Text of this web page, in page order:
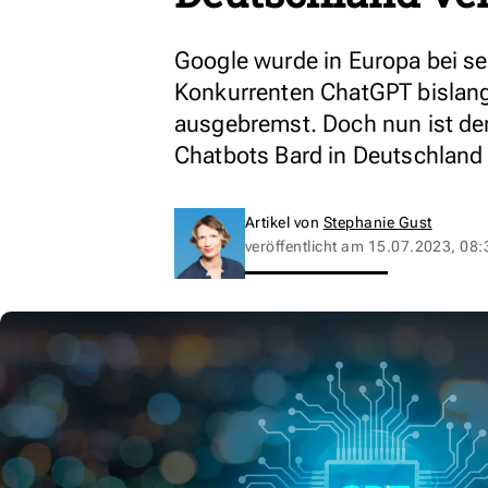
Google wurde in Europa bei
Konkurrenten ChatGPT
ausgebremst. Doch nun ist
Chatbots Bard in
Artikel von Stephanie Gust
veröffentlicht am 15.07.2023,